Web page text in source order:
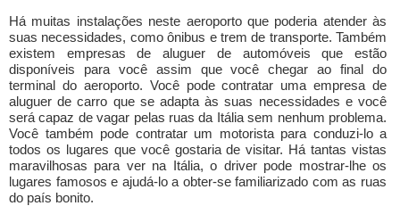
Há muitas instalações neste aeroporto que poderia atender às
suas necessidades, como ônibus e trem de transporte. Também
existem empresas de aluguer de automóveis que estão
disponíveis para você assim que você chegar ao final do
terminal do aeroporto. Você pode contratar uma empresa de
aluguer de carro que se adapta às suas necessidades e você
será capaz de vagar pelas ruas da Itália sem nenhum problema.
Você também pode contratar um motorista para conduzi-lo a
todos os lugares que você gostaria de visitar. Há tantas vistas
maravilhosas para ver na Itália, o driver pode mostrar-lhe os
lugares famosos e ajudá-lo a obter-se familiarizado com as ruas
do país bonito.